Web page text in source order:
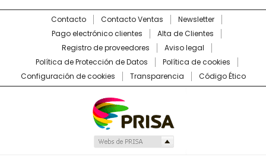
Contacto Contacto Ventas
Newsletter
Pago electrónico clientes
Alta de Clientes
Registro de proveedores
Aviso legal
Política de Protección de Datos
Política de cookies
Configuración de cookies
Transparencia Código Ético